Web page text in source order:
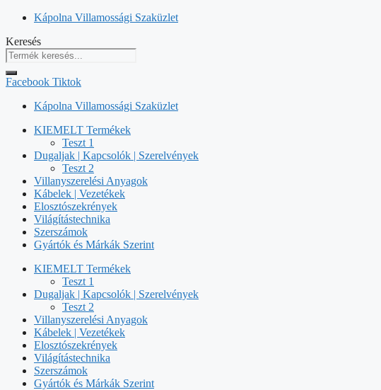
Kilépés
tartalomba
Kápolna Villamossági Szaküzlet
Keresés
Facebook Tiktok
Kápolna Villamossági Szaküzlet
KIEMELT Termékek
Teszt 1
Dugaljak | Kapcsolók | Szerelvények
Teszt 2
Villanyszerelési Anyagok
Kábelek | Vezetékek
Elosztószekrények
Világítástechnika
Szerszámok
Gyártók és Márkák Szerint
KIEMELT Termékek
Teszt 1
Dugaljak | Kapcsolók | Szerelvények
Teszt 2
Villanyszerelési Anyagok
Kábelek | Vezetékek
Elosztószekrények
Világítástechnika
Szerszámok
Gyártók és Márkák Szerint